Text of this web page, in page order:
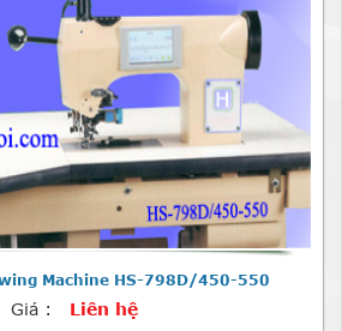
Machine HS-798D/450-550
Giá : Liên hệ